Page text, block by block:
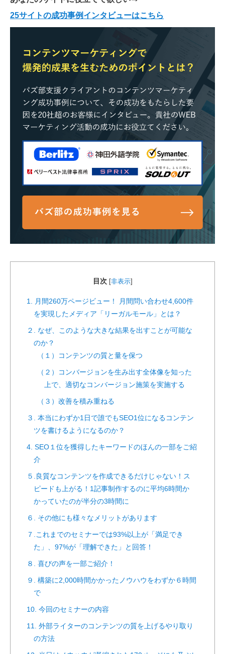
25サイトの成功事例インタビューはこちら
目次 [非表示]
1. 月間260万ページビュー！ 月間問い合わせ4,600件
を実現したメディア「リーガルモール」とは？
２. なぜ、このような大きな結果を出すことが可能な
のか？
（１）コンテンツの質と量を保つ
（２）コンバージョンを生み出す全体像を知った
上で、適切なコンバージョン施策を実施する
（３）改善を積み重ねる
３. 本当にわずか1日で誰でもSEO1位になるコンテン
ツを書けるようになるのか？
4. SEO１位を獲得したキーワードのほんの一部をご紹
介
５.良質なコンテンツを作成できるだけじゃない！ス
ピードも上がる！1記事制作するのに平均6時間か
かっていたのが半分の3時間に
６. その他にも様々なメリットがあります
７.これまでのセミナーでは93%以上が「満足でき
た」、97%が「理解できた」と回答！
８. 喜びの声を一部ご紹介！
９. 構築に2,000時間かかったノウハウをわずか６時間
で
10. 今回のセミナーの内容
11. 外部ライターのコンテンツの質を上げるやり取り
の方法